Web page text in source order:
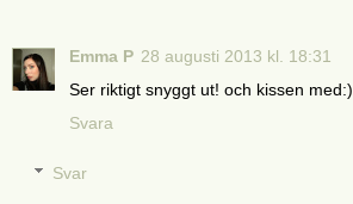
Emma P 28 augusti 2013 kl. 18:31
Ser riktigt snyggt ut! och kissen med:)
Svara
Svar